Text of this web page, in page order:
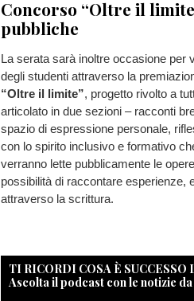
Concorso “Oltre il
pubbliche
La serata sarà inoltre occasione per
degli studenti attraverso la
“Oltre il limite”, progetto rivolto a
articolato in due sezioni – racconti
spazio di espressione personale,
con lo spirito inclusivo e formativo
verranno lette pubblicamente le
possibilità di raccontare esperienze,
attraverso la scrittura.
TI RICORDI COSA È SUCCESSO
Ascolta il podcast con le notizie